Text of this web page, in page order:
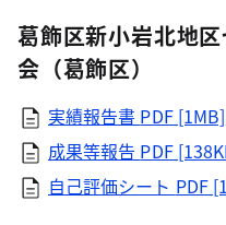
葛飾区新小岩北地
会（葛飾区）
実績報告書 PDF [1MB]
成果等報告 PDF
自己評価シート PDF